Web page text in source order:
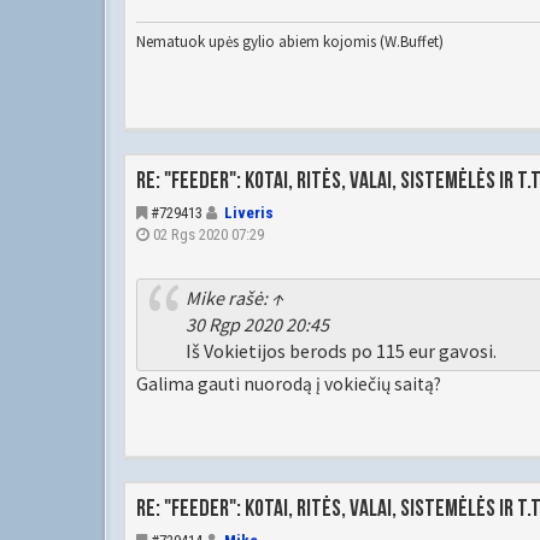
Nematuok upės gylio abiem kojomis (W.Buffet)
Re: "Feeder": kotai, ritės, valai, sistemėlės ir
#729413
Liveris
02 Rgs 2020 07:29
Mikerašė: ↑
30 Rgp 2020 20:45
Iš Vokietijos berods po 115 eur gavosi.
Galima gauti nuorodą į vokiečių saitą?
Re: "Feeder": kotai, ritės, valai, sistemėlės ir